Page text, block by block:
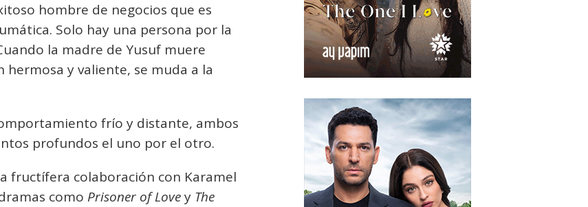
hombre de negocios que es
Solo hay una persona por la
la madre de Yusuf muere
y valiente, se muda a la
frío y distante, ambos
profundos el uno por el otro.
fructífera colaboración con Karamel
como Prisoner of Lovey The